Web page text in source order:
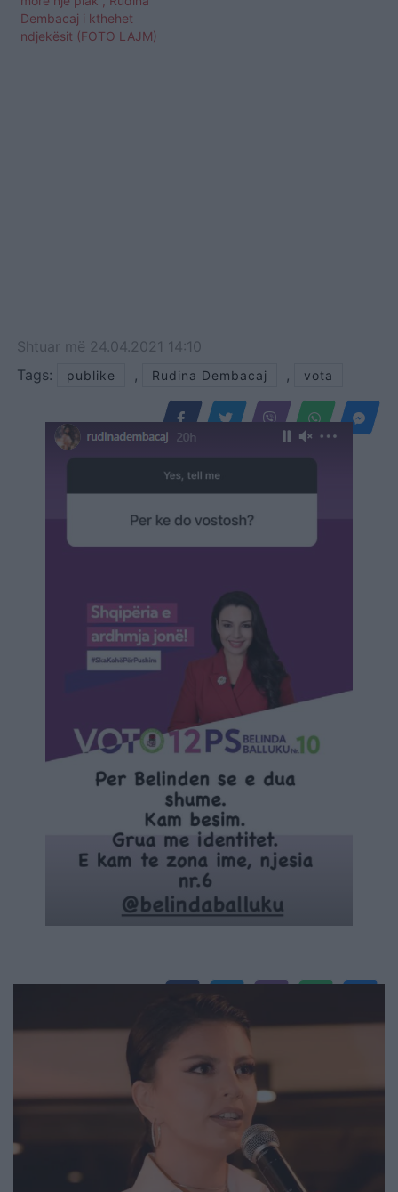
Dembacaj i kthehet
ndjekësit (FOTO LAJM)
Shtuar më 24.04.2021 14:10
Tags:
publike , Rudina Dembacaj , vota